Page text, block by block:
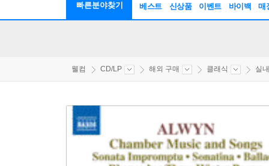
빠른분야찾기 베스트 신상품 이벤트 바이백 매
웰컴 CD/LP 해외 구매 클래식 실